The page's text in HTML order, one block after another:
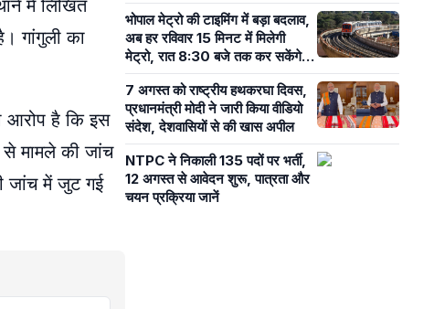
में लिखित
गांगुली का
आरोप है कि इस
से मामले की जांच
जांच में जुट गई
भोपाल मेट्रो की टाइमिंग में बड़ा बदलाव,
अब हर रविवार 15 मिनट में मिलेगी
मेट्रो, रात 8:30 बजे तक कर सकेंगे
सफर
7 अगस्त को राष्ट्रीय हथकरघा दिवस,
प्रधानमंत्री मोदी ने जारी किया वीडियो
संदेश, देशवासियों से की खास अपील
NTPC ने निकाली 135 पदों पर भर्ती,
12 अगस्त से आवेदन शुरू, पात्रता और
चयन प्रक्रिया जानें